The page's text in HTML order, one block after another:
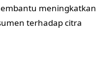
meningkatkan
terhadap citra